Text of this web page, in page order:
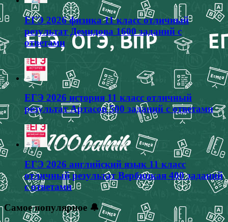
ЕГЭ 2026 физика 11 класс отличный
результат Демидова 1600 заданий с
ответами
ЕГЭ 2026 история 11 класс отличный
результат Артасов 500 заданий с ответами
ЕГЭ 2026 английский язык 11 класс
отличный результат Вербицкая 400 заданий
с ответами
Самое популярное 🔔